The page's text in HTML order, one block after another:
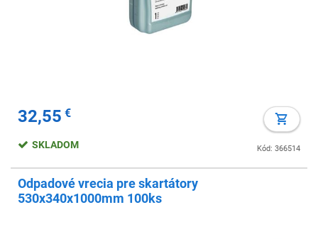
32,55 €
Kód: 366514
SKLADOM
Odpadové vrecia pre skartátory
530x340x1000mm 100ks